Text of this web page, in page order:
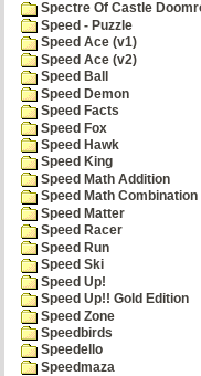
Spectre Of Castle
Speed - Puzzle
Speed Ace (v1)
Speed Ace (v2)
Speed Ball
Speed Demon
Speed Facts
Speed Fox
Speed Hawk
Speed King
Speed Math Addition
Speed Math Combination
Speed Matter
Speed Racer
Speed Run
Speed Ski
Speed Up!
Speed Up!! Gold Edition
Speed Zone
Speedbirds
Speedello
Speedmaza